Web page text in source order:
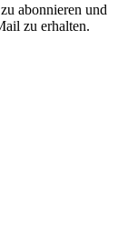
abonnieren und
zu erhalten.